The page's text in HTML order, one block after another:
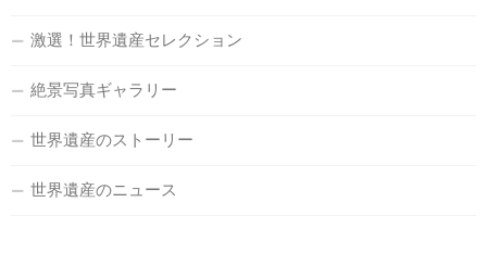
激選！世界遺産セレクション
絶景写真ギャラリー
世界遺産のストーリー
世界遺産のニュース